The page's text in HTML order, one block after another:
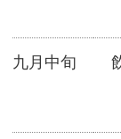
九月中旬